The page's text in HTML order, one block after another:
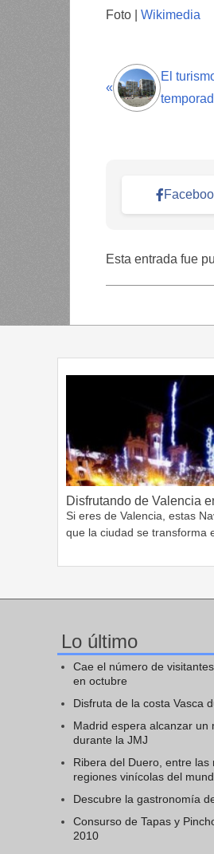
Foto | Wikimedia
«
El
Esta entrada fue
Disfrutando de Valencia
Si eres de Valencia, estas
que la ciudad se transforma
Lo último
Cae el número de
en octubre
Disfruta de la costa Vasca
Madrid espera alcanzar un
durante la JMJ
Ribera del Duero, entre las
regiones vinícolas del
Descubre la gastronomía
Consurso de Tapas y
2010